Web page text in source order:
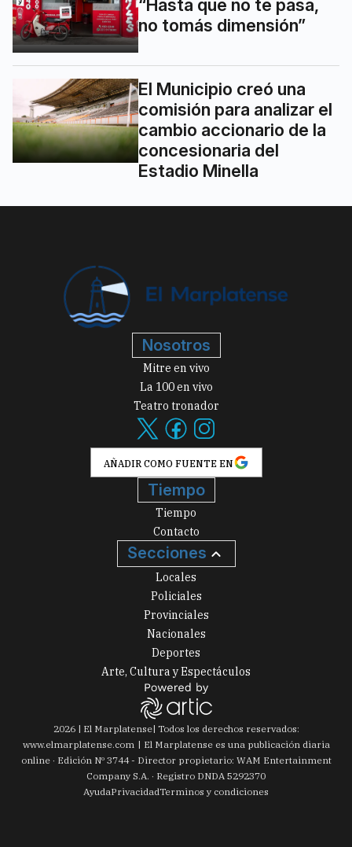
“Hasta que no te pasa,
no tomás dimensión”
El Municipio creó una
comisión para analizar el
cambio accionario de la
concesionaria del
Estadio Minella
Nosotros
Mitre en vivo
La 100 en vivo
Teatro tronador
AÑADIR COMO FUENTE EN
Tiempo
Tiempo
Contacto
Secciones
Locales
Policiales
Provinciales
Nacionales
Deportes
Arte, Cultura y Espectáculos
2026| El Marplatense| Todos los derechos reservados:
www.elmarplatense.com
El Marplatense es una publicación diaria
online · Edición Nº 3744- Director propietario: WAM Entertainment
Company S.A. · Registro DNDA 5292370
AyudaPrivacidadTerminos y condiciones